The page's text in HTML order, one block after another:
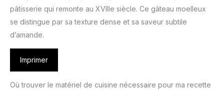
pâtisserie qui remonte au XVIIIe siècle. Ce gâteau moelleux
se distingue par sa texture dense et sa saveur subtile
d’amande.
Imprimer
Où trouver le matériel de cuisine nécessaire pour ma recette